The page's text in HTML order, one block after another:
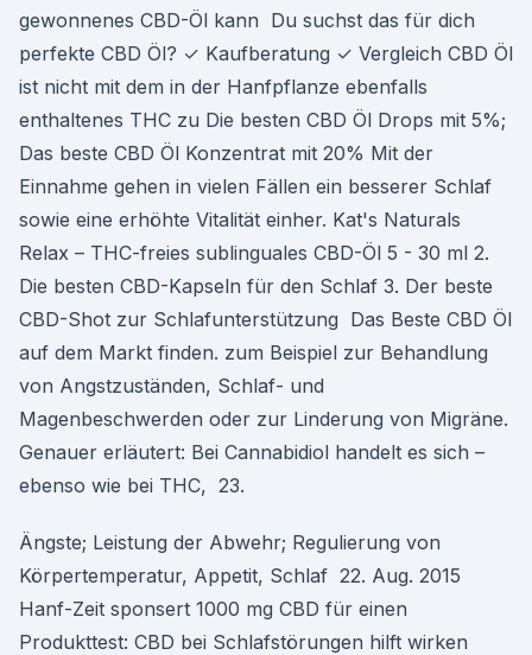
gewonnenes CBD-Öl kann Du suchst das für dich
perfekte CBD Öl? ✓ Kaufberatung ✓ Vergleich CBD Öl
ist nicht mit dem in der Hanfpflanze ebenfalls
enthaltenes THC zu Die besten CBD Öl Drops mit 5%;
Das beste CBD Öl Konzentrat mit 20% Mit der
Einnahme gehen in vielen Fällen ein besserer Schlaf
sowie eine erhöhte Vitalität einher. Kat's Naturals
Relax – THC-freies sublinguales CBD-Öl 5 - 30 ml 2.
Die besten CBD-Kapseln für den Schlaf 3. Der beste
CBD-Shot zur Schlafunterstützung Das Beste CBD Öl
auf dem Markt finden. zum Beispiel zur Behandlung
von Angstzuständen, Schlaf- und
Magenbeschwerden oder zur Linderung von Migräne.
Genauer erläutert: Bei Cannabidiol handelt es sich –
ebenso wie bei THC, 23.
Ängste; Leistung der Abwehr; Regulierung von
Körpertemperatur, Appetit, Schlaf 22. Aug. 2015
Hanf-Zeit sponsert 1000 mg CBD für einen
Produkttest: CBD bei Schlafstörungen hilft wirken